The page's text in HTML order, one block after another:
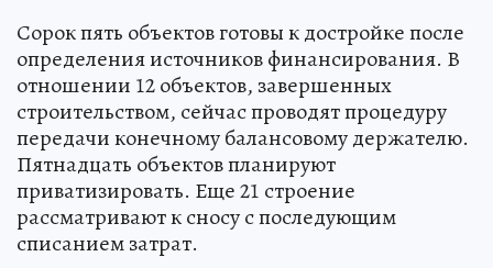
Сорок пять объектов готовы к достройке после
определения источников финансирования. В
отношении 12 объектов, завершенных
строительством, сейчас проводят процедуру
передачи конечному балансовому держателю.
Пятнадцать объектов планируют
приватизировать. Еще 21 строение
рассматривают к сносу с последующим
списанием затрат.